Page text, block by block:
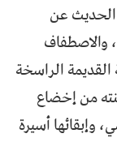
عن
والاصطفاف
الراسخة
من إخضاع
وإبقائها أسيرة